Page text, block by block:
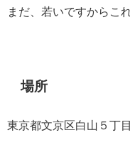
まだ、若いですからこ
場所
東京都文京区白山５丁